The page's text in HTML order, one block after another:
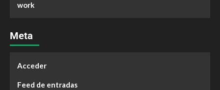
work
Meta
Acceder
Feed de entradas